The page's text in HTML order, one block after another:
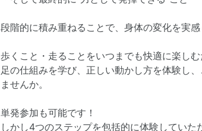
段階的に積み重ねることで、身体の変化を実感
歩くこと・走ることをいつまでも快適に楽しむ
足の仕組みを学び、正しい動かし方を体験し
ませんか。
単発参加も可能です！
しかし4つのステップを包括的に体験してい